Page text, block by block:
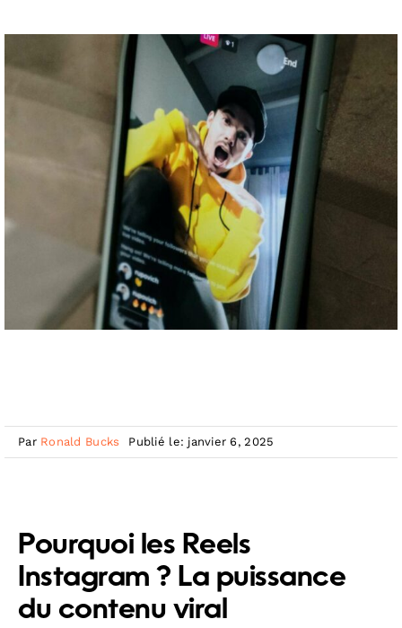
Par Ronald Bucks Publié le: janvier 6, 2025
Pourquoi les Reels
Instagram ? La puissance
du contenu viral